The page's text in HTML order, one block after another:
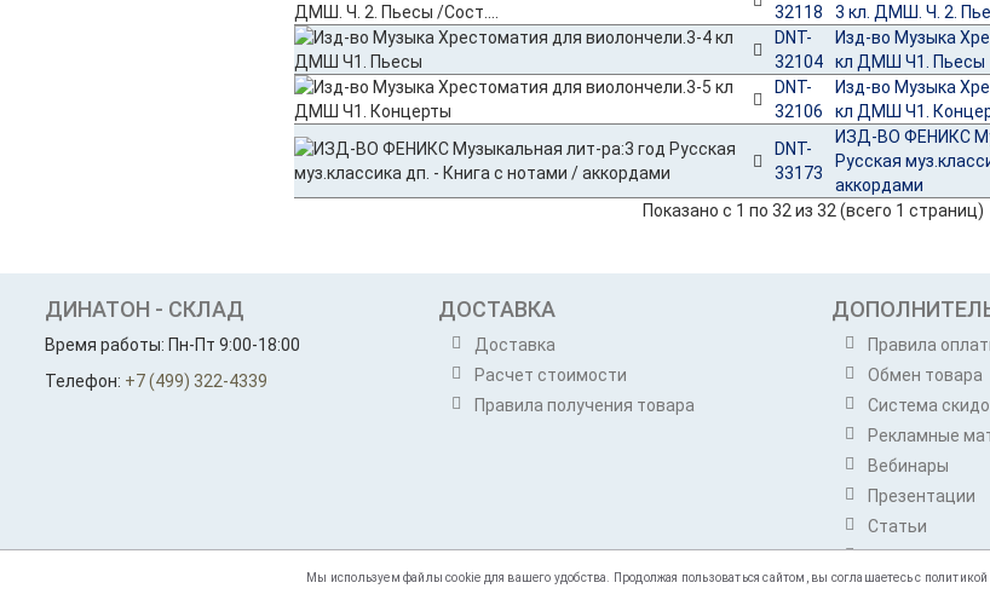
32118
3 кл. ДМШ. Ч. 2.
DNT-
32104
Изд-во Музыка
кл ДМШ Ч1. Пьесы
DNT-
32106
Изд-во Музыка
кл ДМШ Ч1.
DNT-
33173
ИЗД-ВО ФЕНИКС
Русская
аккордами
Показано с 1 по 32 из 32 (всего 1 страниц)
ДИНАТОН - СКЛАД
Время работы: Пн-Пт 9:00-18:00
Телефон: +7 (499) 322-4339
ДОСТАВКА
Доставка
Расчет стоимости
Правила получения товара
Правила
Обмен товара
Система
Рекламные
Вебинары
Презентации
Статьи
Бренды
Мы используем файлы cookie для вашего удобства. Продолжая пользоваться сайтом, вы соглашаетесь с политикой